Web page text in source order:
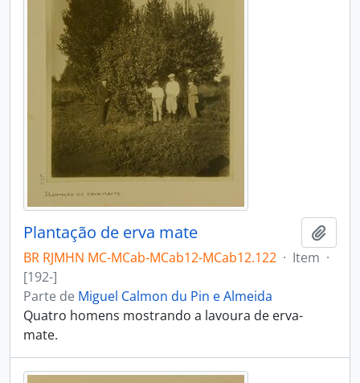
Plantação de erva mate
BR RJMHN MC-MCab-MCab12-MCab12.122 · Item ·
[192-]
Parte de Miguel Calmon du Pin e Almeida
Quatro homens mostrando a lavoura de erva-
mate.